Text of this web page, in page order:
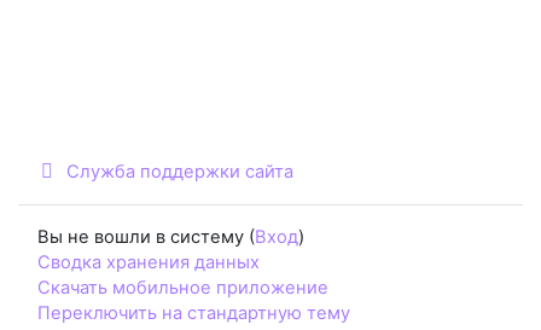
Служба поддержки сайта
Вы не вошли в систему (Вход)
Сводка хранения данных
Скачать мобильное приложение
Переключить на стандартную тему